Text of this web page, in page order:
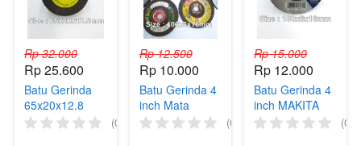
Rp 32.000
Rp 25.600
Batu Gerinda
65x20x12.8
KINIK Gerinda
(0)
Rp 12.500
Rp 10.000
Batu Gerinda 4
inch Mata
Gerinda Potong
(0)
Rp 15.000
Rp 12.000
Batu Gerinda 4
inch MAKITA
Cutting Wheel
(0)